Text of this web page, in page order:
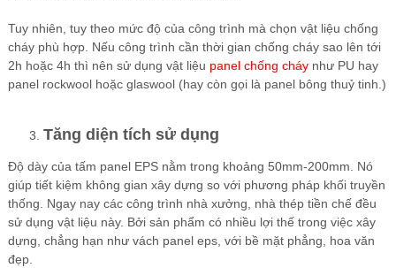
Tuy nhiên, tuy theo mức độ của công trình mà chọn vật liệu chống
cháy phù hợp. Nếu công trình cần thời gian chống cháy sao lên tới
2h hoặc 4h thì nên sử dụng vật liệu panel chống cháynhư PU hay
panel rockwool hoặc glaswool (hay còn gọi là panel bông thuỷ tinh.)
Tăng diện tích sử dụng
Độ dày của tấm panel EPS nằm trong khoảng 50mm-200mm. Nó
giúp tiết kiệm không gian xây dựng so với phương pháp khối truyền
thống. Ngay nay các công trình nhà xưởng, nhà thép tiền chế đều
sử dụng vật liệu này. Bởi sản phẩm có nhiều lợi thế trong việc xây
dựng, chẳng hạn như vách panel eps, với bề mặt phẳng, hoa văn
đẹp.